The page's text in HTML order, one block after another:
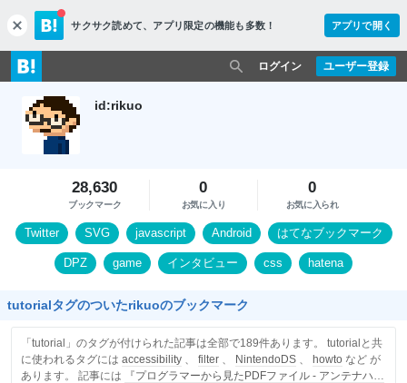
c
l
o
s
サクサク読めて、 アプリ限定の機能も多数！ アプリで開く
ユーザー登録
ログイン
id:rikuo
28,630
ブックマーク
0
お気に入り
0
お気に入られ
Twitter SVG javascript Android はてなブックマーク
DPZ game インタビュー css hatena
tutorialタグのついたrikuoのブックマーク
「tutorial」のタグが付けられた記事は全部で189件あります。 tutorialと共
に使われるタグには accessibility 、 filter 、 NintendoDS 、 howto
あります。 記事には
『プログラマーから見たPDFファイル - アンテナハウ